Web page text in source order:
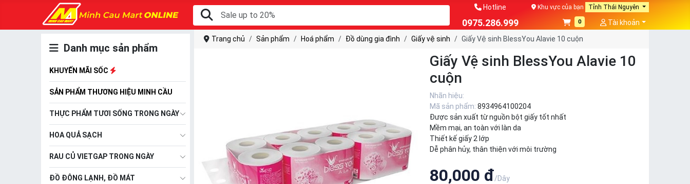
Hotline
0975.286.999
Khu vực của bạn Tỉnh Thái Nguyên
0 Tài khoản
Danh mục sản phẩm
KHUYẾN MÃI SỐC
SẢN PHẨM THƯƠNG HIỆU MINH CẦU
THỰC PHẨM TƯƠI SỐNG TRONG NGÀY
HOA QUẢ SẠCH
RAU CỦ VIETGAP TRONG NGÀY
ĐỒ ĐÔNG LẠNH, ĐỒ MÁT
Trang chủ Sản phẩm Hoá phẩm Đồ dùng gia đình Giấy vệ sinh Giấy Vệ sinh BlessYou Alavie 10 cuộn
Giấy Vệ sinh BlessYou Alavie 10
cuộn
Nhãn hiệu:
Mã sản phẩm: 8934964100204
Được sản xuất từ nguồn bột giấy tốt nhất
Mềm mại, an toàn với làn da
Thiết kế giấy 2 lớp
Dễ phân hủy, thân thiện với môi trường
80,000 đ/Dây